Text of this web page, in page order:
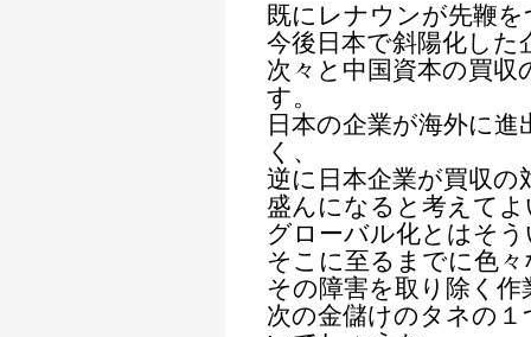
既にレナウンが先鞭
今後日本で斜陽化した
次々と中国資本の買
す。
日本の企業が海外に
く、
逆に日本企業が買収
盛んになると考えて
グローバル化とはそ
そこに至るまでに色
その障害を取り除く作
次の金儲けのタネの